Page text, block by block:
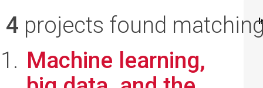
4 projects found
Machine learning,